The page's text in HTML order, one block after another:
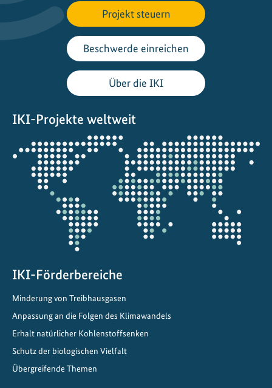
Projekt steuern
Beschwerde einreichen
Über die IKI
IKI-Projekte weltweit
Öffnet
die
Projektkarte
IKI-Förderbereiche
Minderung von Treibhausgasen
Anpassung an die Folgen des Klimawandels
Erhalt natürlicher Kohlenstoffsenken
Schutz der biologischen Vielfalt
Übergreifende Themen